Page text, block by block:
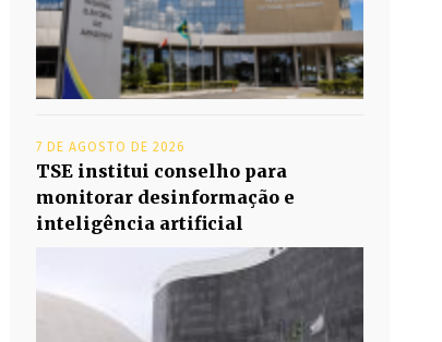
7 DE AGOSTO DE 2026
TSE institui conselho para
monitorar desinformação e
inteligência artificial